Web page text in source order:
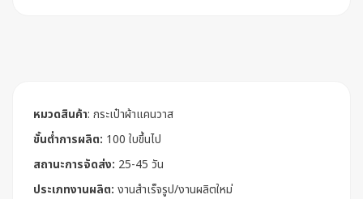
หมวดสินค้า: กระเป๋าผ้าแคนวาส
ขั้นต่ำการผลิต: 100 ใบขึ้นไป
สถานะการจัดส่ง: 25-45 วัน
ประเภทงานผลิต: งานสำเร็จรูป/งานผลิตใหม่